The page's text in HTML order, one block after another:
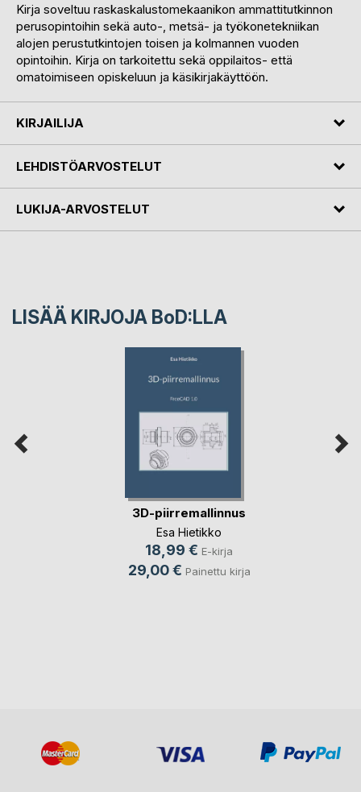
Kirja soveltuu raskaskalustomekaanikon ammattitutkinnon
perusopintoihin sekä auto-, metsä- ja työkonetekniikan
alojen perustutkintojen toisen ja kolmannen vuoden
opintoihin. Kirja on tarkoitettu sekä oppilaitos- että
omatoimiseen opiskeluun ja käsikirjakäyttöön.
KIRJAILIJA
LEHDISTÖARVOSTELUT
LUKIJA-ARVOSTELUT
LISÄÄ KIRJOJA BoD:LLA
3D-piirremallinnus
Esa Hietikko
18,99 € E-kirja
29,00 € Painettu kirja